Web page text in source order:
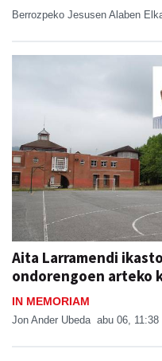
Berrozpeko Jesusen Alaben
Aita Larramendi
ondorengoen arteko
IN MEMORIAM
Jon Ander Ubeda abu 06, 11:38